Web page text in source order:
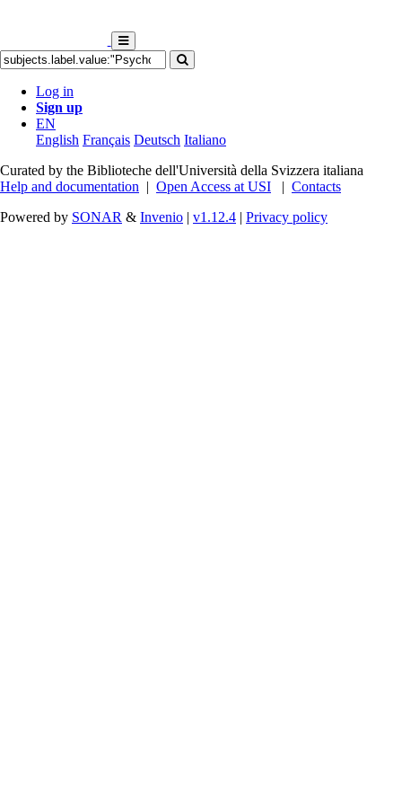
Log in
Sign up
EN
English Français Deutsch Italiano
Curated by the Biblioteche dell'Università della Svizzera italiana
Help and documentation | Open Access at USI | Contacts
Powered by SONAR & Invenio | v1.12.4 | Privacy policy